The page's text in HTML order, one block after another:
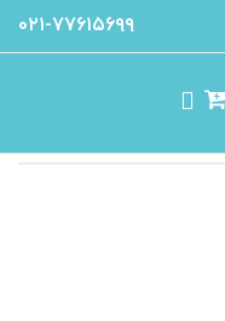
۰۲۱-۷۷۶۱۵۶۹۹